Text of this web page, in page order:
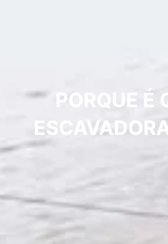
PORQUE É